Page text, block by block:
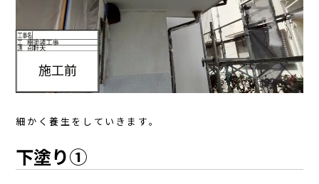
細かく養生をしていきます。
下塗り①